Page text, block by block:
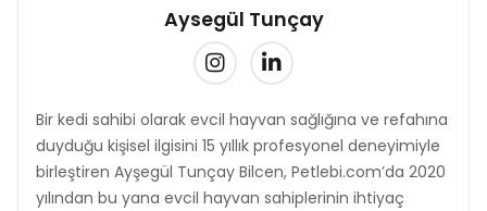
Aysegül Tunçay
Bir kedi sahibi olarak evcil hayvan sağlığına ve refahına
duyduğu kişisel ilgisini 15 yıllık profesyonel deneyimiyle
birleştiren Ayşegül Tunçay Bilcen, Petlebi.com’da 2020
yılından bu yana evcil hayvan sahiplerinin ihtiyaç